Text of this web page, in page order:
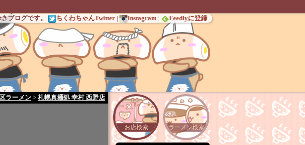
ブログです。
ちくわちゃんTwitter | Instagram | Feedlyに登録
ラーメン > 札幌真麺処 幸村 西野店
お店検索 ラーメン検索